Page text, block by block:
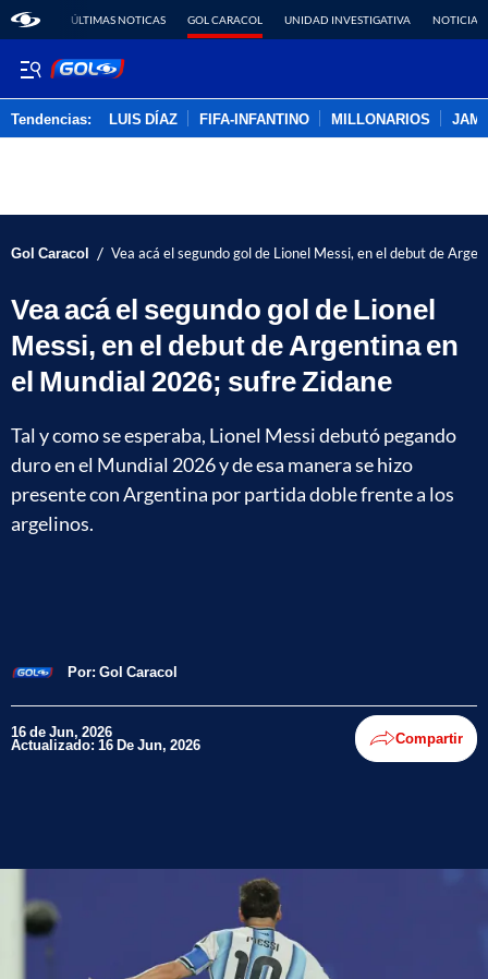
ÚLTIMAS NOTICAS GOL CARACOL UNIDAD INVESTIGATIVA NOTICIAS
Tendencias: LUIS DÍAZ FIFA-INFANTINO MILLONARIOS
Gol Caracol / Vea acá el segundo gol de Lionel Messi, en el debut de
Vea acá el segundo gol de Lionel
Messi, en el debut de Argentina en
el Mundial 2026; sufre Zidane
Tal y como se esperaba, Lionel Messi debutó pegando
duro en el Mundial 2026 y de esa manera se hizo
presente con Argentina por partida doble frente a los
argelinos.
Por: Gol Caracol
16 de Jun, 2026
Actualizado: 16 De Jun, 2026 Compartir